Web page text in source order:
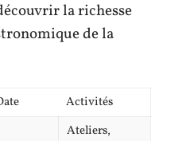
la richesse
de la
Activités
Ateliers,